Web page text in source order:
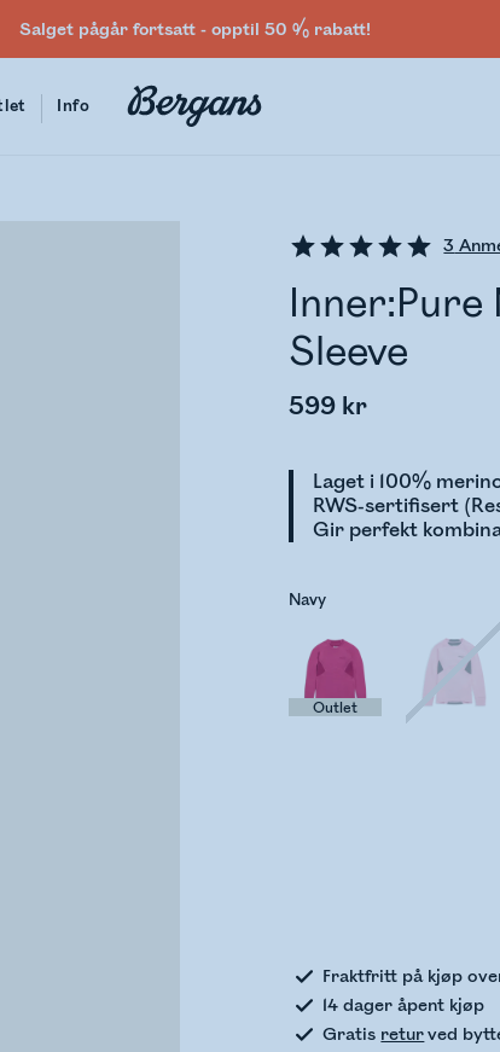
Salget pågår fortsatt - opptil 50 % rabatt!
Info
3
Inner:Pure
Sleeve
599 kr
Laget i 100%
RWS-sertifisert
Gir perfekt
Navy
Outlet
Fraktfritt på kjøp
14 dager åpent kjøp
Gratis returved